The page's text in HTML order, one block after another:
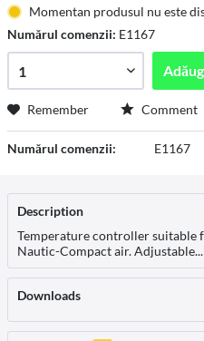
Momentan produsul nu este
Numărul comenzii: E1167
Remember Comment
Numărul comenzii: E1167
Description
Temperature controller suitable
Nautic-Compact air. Adjustable...
Downloads